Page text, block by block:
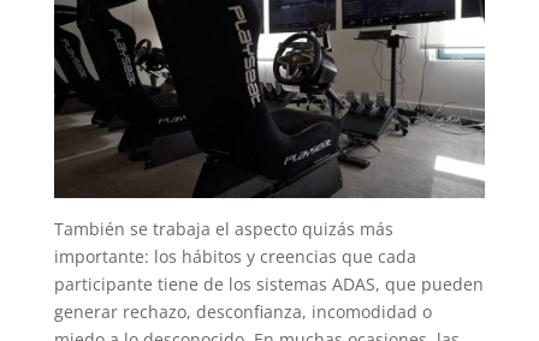
También se trabaja el aspecto quizás más
importante: los hábitos y creencias que cada
participante tiene de los sistemas ADAS, que pueden
generar rechazo, desconfianza, incomodidad o